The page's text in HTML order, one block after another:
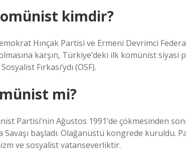
kimdir?
Hınçak Partisi ve Ermeni Devrimci
karşın, Türkiye’deki ilk komünist siyasi
Fırkası’ydı (OSF).
mi?
Partisi’nin Ağustos 1991’de çökmesinden
başladı. Olağanüstü kongrede kuruldu.
ve sosyalist vatanseverliktir.